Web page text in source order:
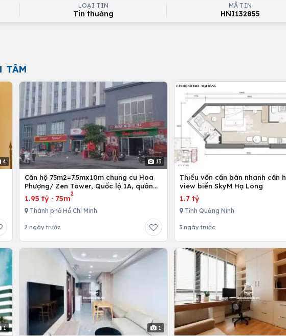
LOẠI TIN
Tin thường
MÃ TIN
HNI132855
TÂM
4 13
Căn hộ 75m2=7.5mx10m chung cư Hoa
Phượng/ Zen Tower, Quốc lộ 1A, quân
12,Tp. Hồ Chí Minh, Việt Nam
1.95 tỷ · 75m
2
Thành phố Hồ Chí Minh
2 ngày trước
Thiếu vốn cần bán nhanh căn
view biển SkyM Hạ Long
1.7 tỷ
Tỉnh Quảng Ninh
3 ngày trước
1 1